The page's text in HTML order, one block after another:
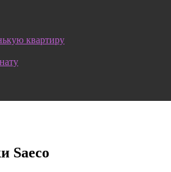
квартиру
Saeco